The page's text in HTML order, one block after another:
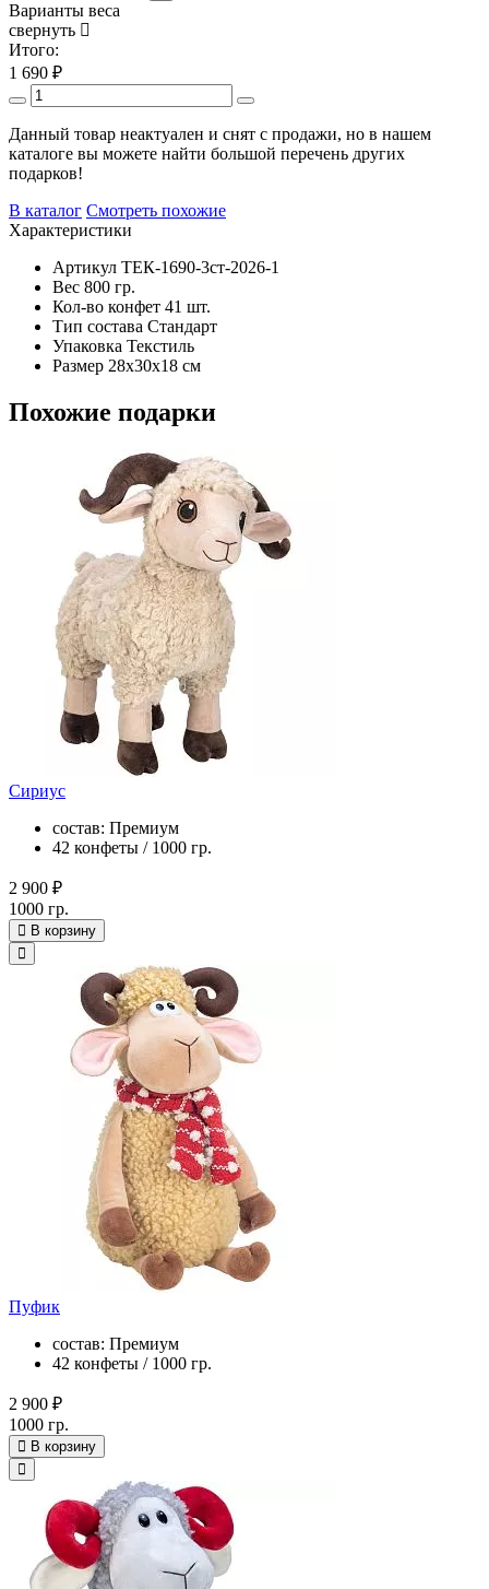
Варианты веса
свернуть
Итого:
1 690 ₽
Данный товар неактуален и снят с продажи, но в нашем
каталоге вы можете найти большой перечень других
подарков!
В каталог Смотреть похожие
Характеристики
Артикул ТЕК-1690-3ст-2026-1
Вес 800 гр.
Кол-во конфет 41 шт.
Тип состава Стандарт
Упаковка Текстиль
Размер 28х30х18 см
Похожие подарки
Сириус
состав: Премиум
42 конфеты / 1000 гр.
2 900 ₽
1000 гр.
В корзину
Пуфик
состав: Премиум
42 конфеты / 1000 гр.
2 900 ₽
1000 гр.
В корзину